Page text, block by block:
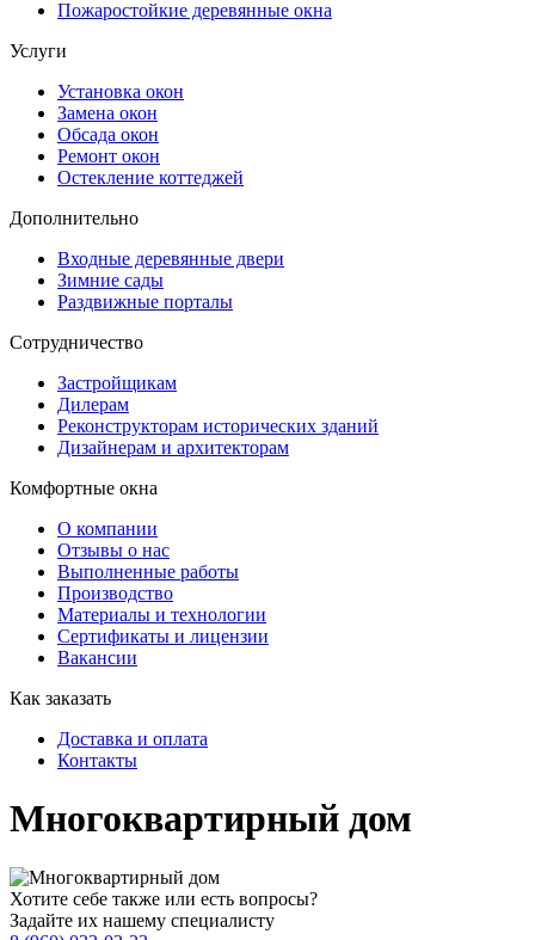
Пожаростойкие деревянные окна
Услуги
Установка окон
Замена окон
Обсада окон
Ремонт окон
Остекление коттеджей
Дополнительно
Входные деревянные двери
Зимние сады
Раздвижные порталы
Сотрудничество
Застройщикам
Дилерам
Реконструкторам исторических зданий
Дизайнерам и архитекторам
Комфортные окна
О компании
Отзывы о нас
Выполненные работы
Производство
Материалы и технологии
Сертификаты и лицензии
Вакансии
Как заказать
Доставка и оплата
Контакты
Многоквартирный дом
Хотите себе также или есть вопросы?
Задайте их нашему специалисту